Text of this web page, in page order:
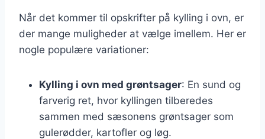
Når det kommer til opskrifter på kylling i ovn, er
der mange muligheder at vælge imellem. Her er
nogle populære variationer:
Kylling i ovn med grøntsager: En sund og
farverig ret, hvor kyllingen tilberedes
sammen med sæsonens grøntsager som
gulerødder, kartofler og løg.